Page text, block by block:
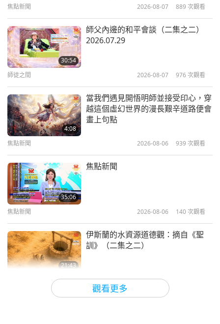
達那寺：格薩爾王傳說之地的馬耳獅
楓丹白露宮：國王之家
觀看更多
焦點新聞 2026-08-07 889 次觀看
30:54
師父內邊的和平會談（二集之二）
2026.07.29
師徒之間 2026-08-07 976次觀看
4:08
當我們遇見開悟明師並接受印心，穿
越這個虛幻世界的漫長艱辛道路便會
畫上句點
焦點新聞 2026-08-06 939 次觀看
35:06
焦點新聞
焦點新聞 2026-08-06 140次觀看
21:43
伊斯蘭的水資源道德觀：摘自《聖
訓》（二集之二）
2026-08-06